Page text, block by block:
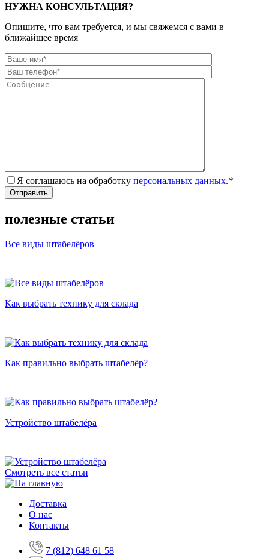
НУЖНА КОНСУЛЬТАЦИЯ?
Опишите, что вам требуется, и мы свяжемся с вами в
ближайшее время
Я соглашаюсь на обработку персональных данных.*
полезные статьи
Все виды штабелёров
Как выбрать технику для склада
Как правильно выбрать штабелёр?
Устройство штабелёра
Смотреть все статьи
Доставка
О нас
Контакты
7 (812) 648 61 58